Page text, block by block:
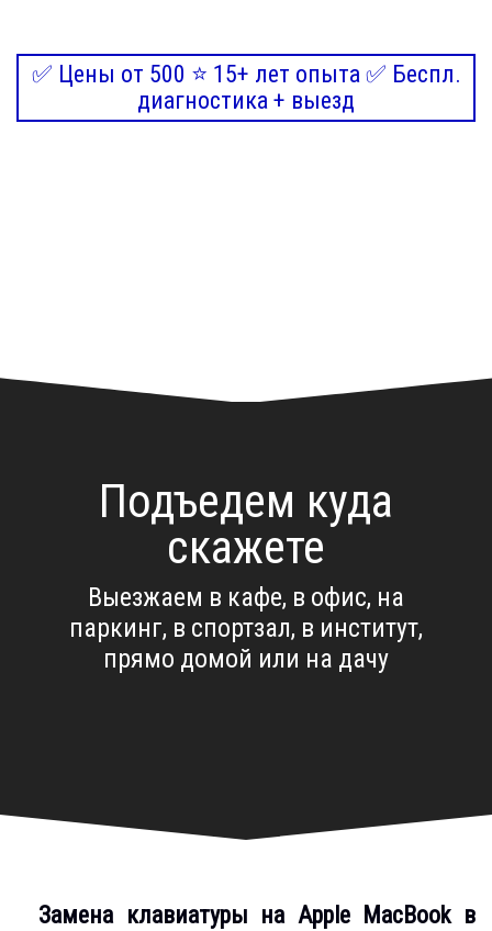
✅ Цены от 500 ⭐ 15+ лет опыта ✅ Беспл.
диагностика + выезд
Подъедем куда
скажете
Выезжаем в кафе, в офис, на
паркинг, в спортзал, в институт,
прямо домой или на дачу
Замена клавиатуры на Apple МacBook в